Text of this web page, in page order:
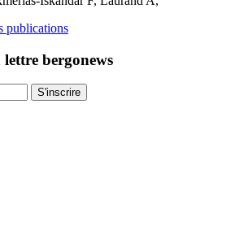
publications
lettre bergonews
S'inscrire